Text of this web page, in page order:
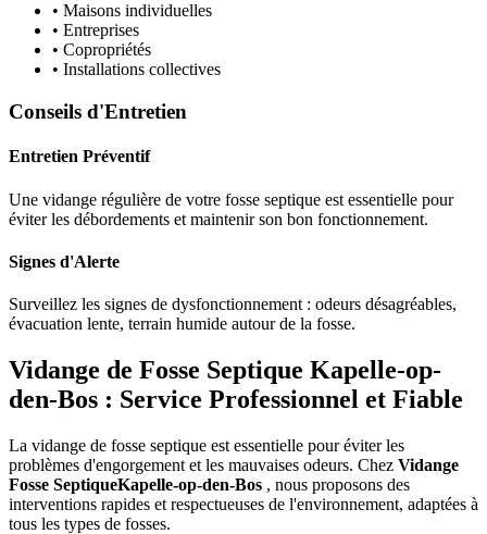
• Maisons individuelles
• Entreprises
• Copropriétés
• Installations collectives
Conseils d'Entretien
Entretien Préventif
Une vidange régulière de votre fosse septique est essentielle pour
éviter les débordements et maintenir son bon fonctionnement.
Signes d'Alerte
Surveillez les signes de dysfonctionnement : odeurs désagréables,
évacuation lente, terrain humide autour de la fosse.
Vidange de Fosse Septique Kapelle-op-
den-Bos : Service Professionnel et Fiable
La vidange de fosse septique est essentielle pour éviter les
problèmes d'engorgement et les mauvaises odeurs. Chez Vidange
Fosse SeptiqueKapelle-op-den-Bos , nous proposons des
interventions rapides et respectueuses de l'environnement, adaptées à
tous les types de fosses.